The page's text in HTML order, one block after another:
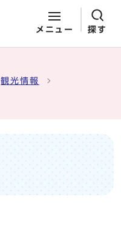
メニュー 探す
観光情報